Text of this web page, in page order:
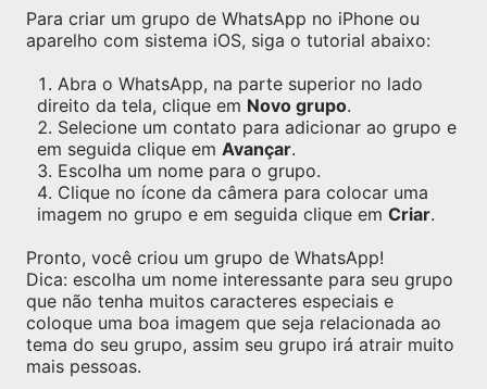
Para criar um grupo de WhatsApp no iPhone ou
aparelho com sistema iOS, siga o tutorial abaixo:
Abra o WhatsApp, na parte superior no lado
direito da tela, clique em Novo grupo.
Selecione um contato para adicionar ao grupo e
em seguida clique em Avançar.
Escolha um nome para o grupo.
Clique no ícone da câmera para colocar uma
imagem no grupo e em seguida clique em Criar.
Pronto, você criou um grupo de WhatsApp!
Dica: escolha um nome interessante para seu grupo
que não tenha muitos caracteres especiais e
coloque uma boa imagem que seja relacionada ao
tema do seu grupo, assim seu grupo irá atrair muito
mais pessoas.